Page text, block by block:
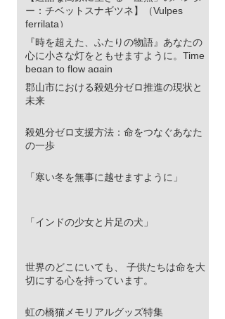
ー：チベットスナギツネ】（Vulpes
ferrilata）
『時を超えた、ふたりの物語』あなたの
心に小さな灯をともせますように。Time
began to flow again
郡山市における殺処分ゼロ推進の現状と
未来
殺処分ゼロ支援方法：命をつなぐあなた
の一歩
「寒い冬を無事に越せますように」
「インドの少女と片足の犬」
世界のどこにいても、 子供たちは命を大
切にする心を持っています。
虹の橋猫メモリアルグッズ特集